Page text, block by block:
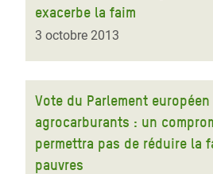
exacerbe la faim
3 octobre 2013
Vote du Parlement
agrocarburants : un
permettra pas de réduire la
pauvres